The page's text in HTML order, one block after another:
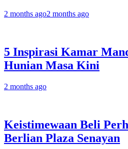
2 months ago2 months ago
5 Inspirasi Kamar
Hunian Masa Kini
2 months ago
Keistimewaan Beli
Berlian Plaza Senayan